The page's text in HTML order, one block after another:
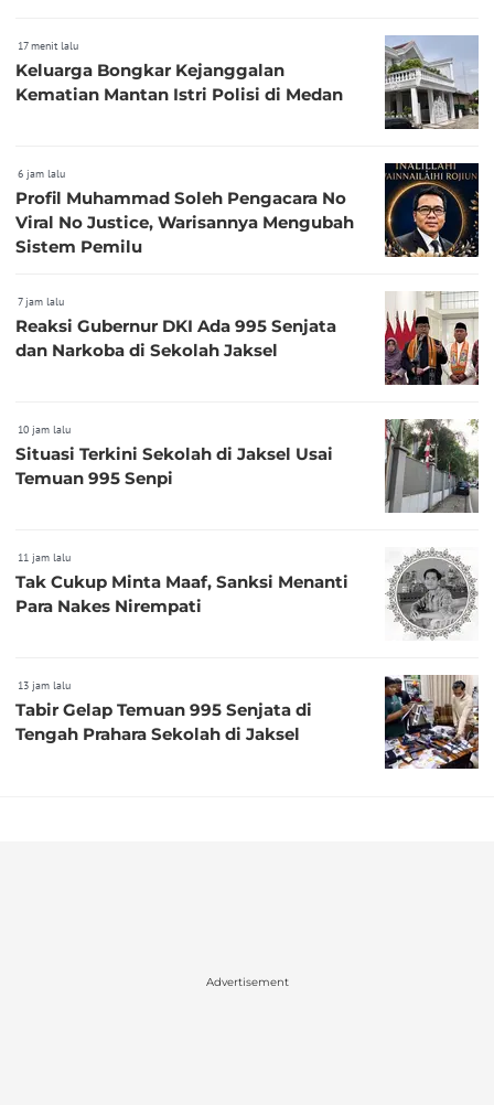
17 menit lalu
Keluarga Bongkar Kejanggalan
Kematian Mantan Istri Polisi di Medan
6 jam lalu
Profil Muhammad Soleh Pengacara No
Viral No Justice, Warisannya Mengubah
Sistem Pemilu
7 jam lalu
Reaksi Gubernur DKI Ada 995 Senjata
dan Narkoba di Sekolah Jaksel
10 jam lalu
Situasi Terkini Sekolah di Jaksel Usai
Temuan 995 Senpi
11 jam lalu
Tak Cukup Minta Maaf, Sanksi Menanti
Para Nakes Nirempati
13 jam lalu
Tabir Gelap Temuan 995 Senjata di
Tengah Prahara Sekolah di Jaksel
Advertisement